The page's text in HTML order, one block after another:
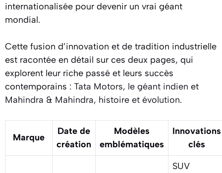
internationalisée pour devenir un vrai géant
mondial.
Cette fusion d’innovation et de tradition industrielle
est racontée en détail sur ces deux pages, qui
explorent leur riche passé et leurs succès
contemporains : Tata Motors, le géant indien et
Mahindra & Mahindra, histoire et évolution.
Marque
Date de
création
Modèles
emblématiques
Innovations
clés
SUV